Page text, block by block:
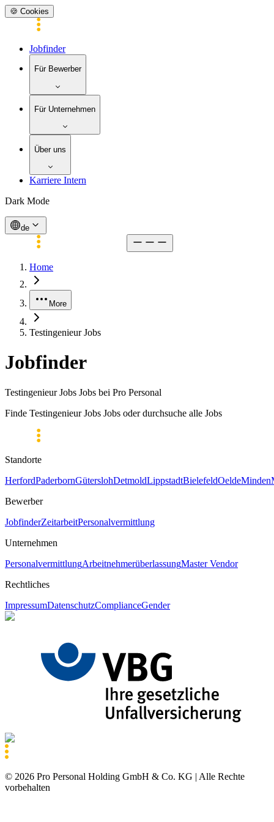
🍪 Cookies
Jobfinder
Für Bewerber
Für Unternehmen
Über uns
Karriere Intern
Dark Mode
de
Home
More
Testingenieur Jobs
Jobfinder
Testingenieur Jobs Jobs bei Pro Personal
Finde Testingenieur Jobs Jobs oder durchsuche alle Jobs
Standorte
HerfordPaderbornGüterslohDetmoldLippstadtBielefeldOeldeMinden
Bewerber
JobfinderZeitarbeitPersonalvermittlung
Unternehmen
PersonalvermittlungArbeitnehmerüberlassungMaster Vendor
Rechtliches
ImpressumDatenschutzComplianceGender
© 2026 Pro Personal Holding GmbH & Co. KG | Alle Rechte
vorbehalten